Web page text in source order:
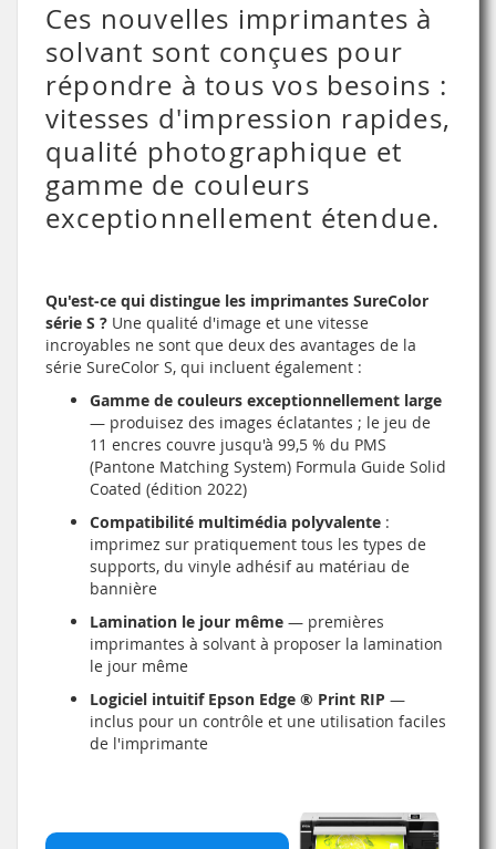
Ces nouvelles imprimantes à
solvant sont conçues pour
répondre à tous vos besoins :
vitesses d'impression rapides,
qualité photographique et
gamme de couleurs
exceptionnellement étendue.
Qu'est-ce qui distingue les imprimantes SureColor
série S ? Une qualité d'image et une vitesse
incroyables ne sont que deux des avantages de la
série SureColor S, qui incluent également :
Gamme de couleurs exceptionnellement large
— produisez des images éclatantes ; le jeu de
11 encres couvre jusqu'à 99,5 % du PMS
(Pantone Matching System) Formula Guide Solid
Coated (édition 2022)
Compatibilité multimédia polyvalente :
imprimez sur pratiquement tous les types de
supports, du vinyle adhésif au matériau de
bannière
Lamination le jour même — premières
imprimantes à solvant à proposer la lamination
le jour même
Logiciel intuitif Epson Edge ® Print RIP —
inclus pour un contrôle et une utilisation faciles
de l'imprimante